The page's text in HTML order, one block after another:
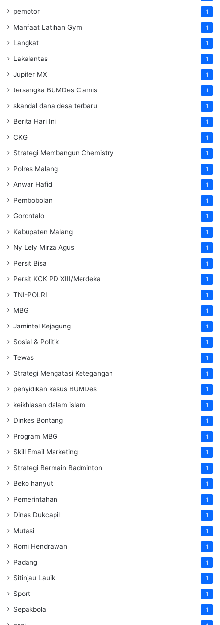
pemotor 1
Manfaat Latihan Gym 1
Langkat 1
Lakalantas 1
Jupiter MX 1
tersangka BUMDes Ciamis 1
skandal dana desa terbaru 1
Berita Hari Ini 1
CKG 1
Strategi Membangun Chemistry 1
Polres Malang 1
Anwar Hafid 1
Pembobolan 1
Gorontalo 1
Kabupaten Malang 1
Ny Lely Mirza Agus 1
Persit Bisa 1
Persit KCK PD XIII/Merdeka 1
TNI-POLRI 1
MBG 1
Jamintel Kejagung 1
Sosial & Politik 1
Tewas 1
Strategi Mengatasi Ketegangan 1
penyidikan kasus BUMDes 1
keikhlasan dalam islam 1
Dinkes Bontang 1
Program MBG 1
Skill Email Marketing 1
Strategi Bermain Badminton 1
Beko hanyut 1
Pemerintahan 1
Dinas Dukcapil 1
Mutasi 1
Romi Hendrawan 1
Padang 1
Sitinjau Lauik 1
Sport 1
Sepakbola 1